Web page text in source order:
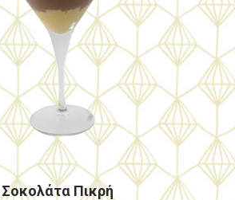
Για τους λάτρεις των bitter
γεύσεων
Σοκολάτα Πικρή